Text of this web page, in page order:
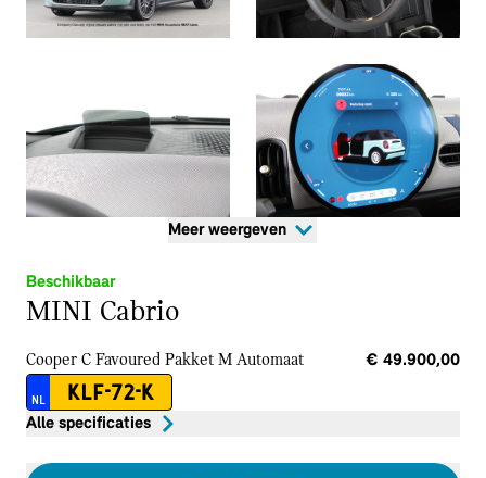
Meer weergeven
Beschikbaar
MINI Cabrio
Cooper C Favoured Pakket M Automaat € 49.900,00
NL KLF-72-K
Alle specificaties